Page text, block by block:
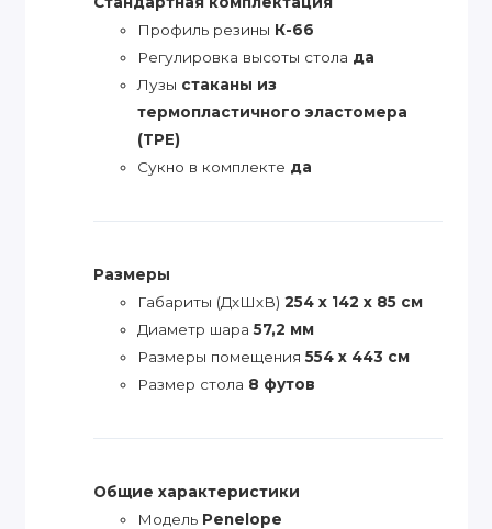
Профиль резины К-66
Регулировка высоты стола да
Лузы стаканы из
термопластичного эластомера
(TPE)
Сукно в комплекте да
Размеры
Габариты (ДхШхВ) 254 х 142 х 85 см
Диаметр шара57,2 мм
Размеры помещения554 х 443 см
Размер стола 8 футов
Общие характеристики
Модель Penelope